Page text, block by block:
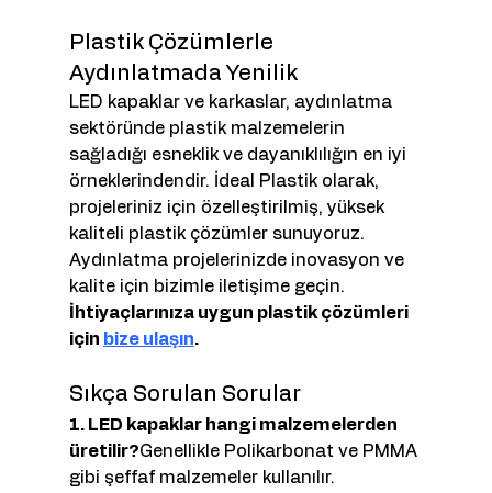
Plastik Çözümlerle
Aydınlatmada Yenilik
LED kapaklar ve karkaslar, aydınlatma
sektöründe plastik malzemelerin
sağladığı esneklik ve dayanıklılığın en iyi
örneklerindendir. İdeal Plastik olarak,
projeleriniz için özelleştirilmiş, yüksek
kaliteli plastik çözümler sunuyoruz.
Aydınlatma projelerinizde inovasyon ve
kalite için bizimle iletişime geçin.
İhtiyaçlarınıza uygun plastik çözümleri
için bize ulaşın.
Sıkça Sorulan Sorular
1. LED kapaklar hangi malzemelerden
üretilir?Genellikle Polikarbonat ve PMMA
gibi şeffaf malzemeler kullanılır.